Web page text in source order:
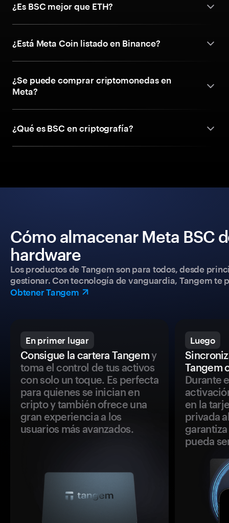
¿Es BSC mejor que ETH?
¿Está Meta Coin listado en Binance?
¿Se puede comprar criptomonedas en
Meta?
¿Qué es BSC en criptografía?
Cómo almacenar Meta BSC
hardware
Los productos de Tangem son para todos, desde
gestionar. Con tecnología de vanguardia, Tangem
Obtener Tangem
En primer lugar
Consigue la cartera Tangemy
toma el control de tus activos
con solo un toque. Es perfecta
para quienes se inician en
cripto y también ofrece una
gran experiencia a los
usuarios más avanzados.
Luego
Tangem
Durante
en la
privada
pueda